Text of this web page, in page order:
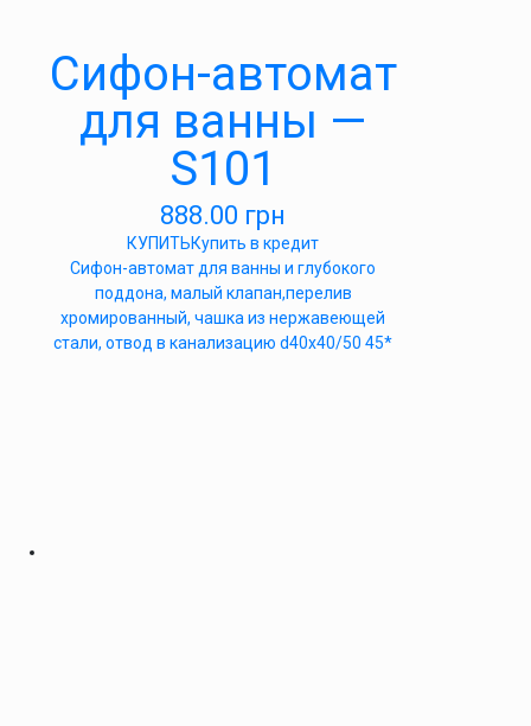
Cифон-автомат
для ванны —
S101
888.00 грн
КУПИТЬКупить в кредит
Сифон-автомат для ванны и глубокого
поддона, малый клапан,перелив
хромированный, чашка из нержавеющей
стали, отвод в канализацию d40x40/50 45*